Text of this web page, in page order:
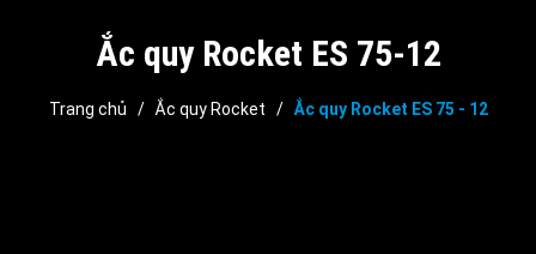
Ắc quy Rocket ES 75-12
Trang chủ / Ắc quy Rocket / Ắc quy Rocket ES 75 - 12